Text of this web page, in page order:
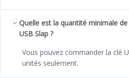
Quelle est la quantité minimale
USB Slap ?
Vous pouvez commander la clé
unités seulement.